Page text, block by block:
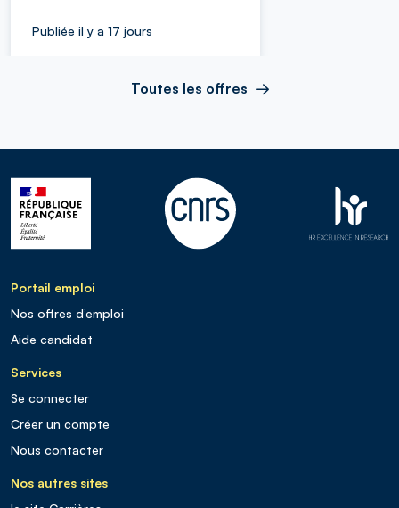
Publiée il y a 17 jours
Toutes les offres
Portail emploi
Nos offres d’emploi
Aide candidat
Services
Se connecter
Créer un compte
Nous contacter
Nos autres sites